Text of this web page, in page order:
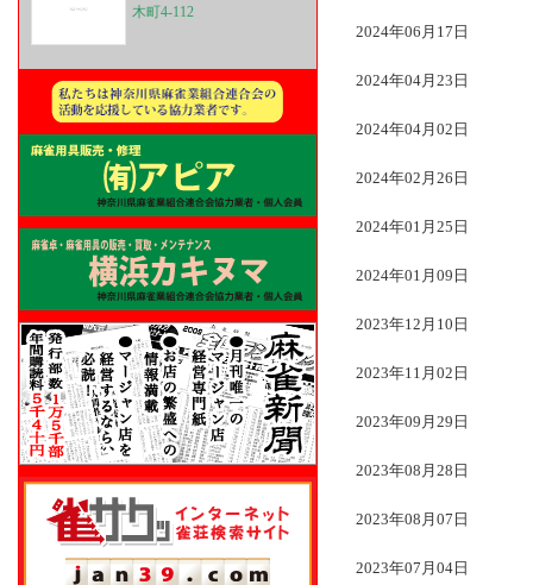
木町4-112
2024年06月17日
2024年04月23日
2024年04月02日
2024年02月26日
2024年01月25日
2024年01月09日
2023年12月10日
2023年11月02日
2023年09月29日
2023年08月28日
2023年08月07日
2023年07月04日